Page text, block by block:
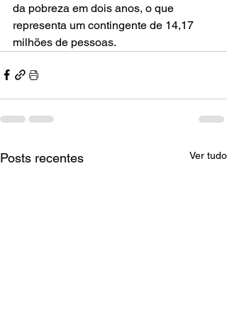
da pobreza em dois anos, o que
representa um contingente de 14,17
milhões de pessoas.
Posts recentes Ver tudo